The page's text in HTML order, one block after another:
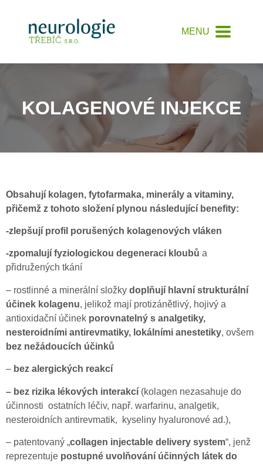
MENU
KOLAGENOVÉ INJEKCE
Obsahují kolagen, fytofarmaka, minerály a vitaminy,
přičemž z tohoto složení plynou následující benefity:
-zlepšují profil porušených kolagenových vláken
-zpomalují fyziologickou degeneraci kloubů a
přidružených tkání
– rostlinné a minerální složky doplňují hlavní strukturální
účinek kolagenu, jelikož mají protizánětlivý, hojivý a
antioxidační účinek porovnatelný s analgetiky,
nesteroidními antirevmatiky, lokálními anestetiky, ovšem
bez nežádoucích účinků
– bez alergických reakcí
– bez rizika lékových interakcí (kolagen nezasahuje do
účinnosti ostatních léčiv, např. warfarinu, analgetik,
nesteroidních antirevmatik, kyseliny hyaluronové ad.),
– patentovaný „collagen injectable delivery system“, jenž
reprezentuje postupné uvolňování účinných látek do